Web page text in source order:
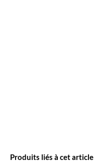
Produits liés à cet article